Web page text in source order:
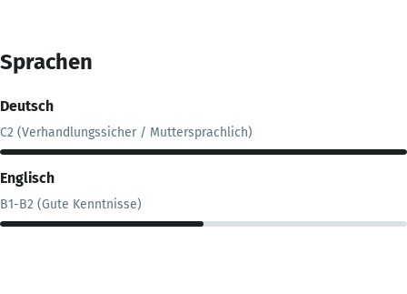
Sprachen
Deutsch
C2 (Verhandlungssicher / Muttersprachlich)
Englisch
B1-B2 (Gute Kenntnisse)